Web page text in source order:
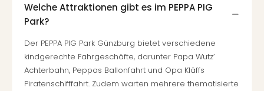
Welche Attraktionen gibt es im PEPPA PIG
Park?
Der PEPPA PIG Park Günzburg bietet verschiedene
kindgerechte Fahrgeschäfte, darunter Papa Wutz’
Achterbahn, Peppas Ballonfahrt und Opa Kläffs
Piratenschifffahrt. Zudem warten mehrere thematisierte